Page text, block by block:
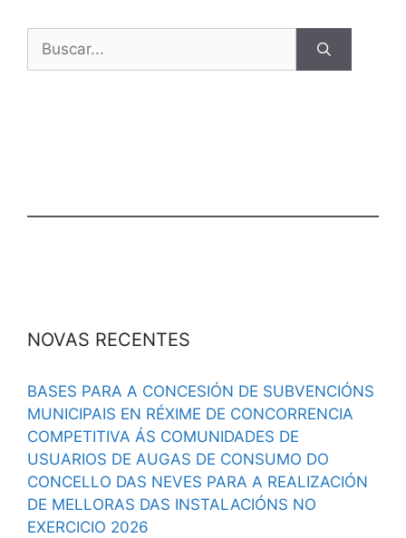
NOVAS RECENTES
BASES PARA A CONCESIÓN DE SUBVENCIÓNS
MUNICIPAIS EN RÉXIME DE CONCORRENCIA
COMPETITIVA ÁS COMUNIDADES DE
USUARIOS DE AUGAS DE CONSUMO DO
CONCELLO DAS NEVES PARA A REALIZACIÓN
DE MELLORAS DAS INSTALACIÓNS NO
EXERCICIO 2026